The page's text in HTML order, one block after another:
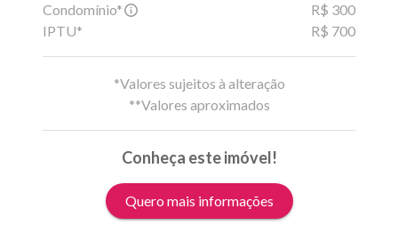
Condomínio*
R$ 300
IPTU*
R$ 700
*Valores sujeitos à alteração
**Valores aproximados
Conheça este imóvel!
Quero mais informações